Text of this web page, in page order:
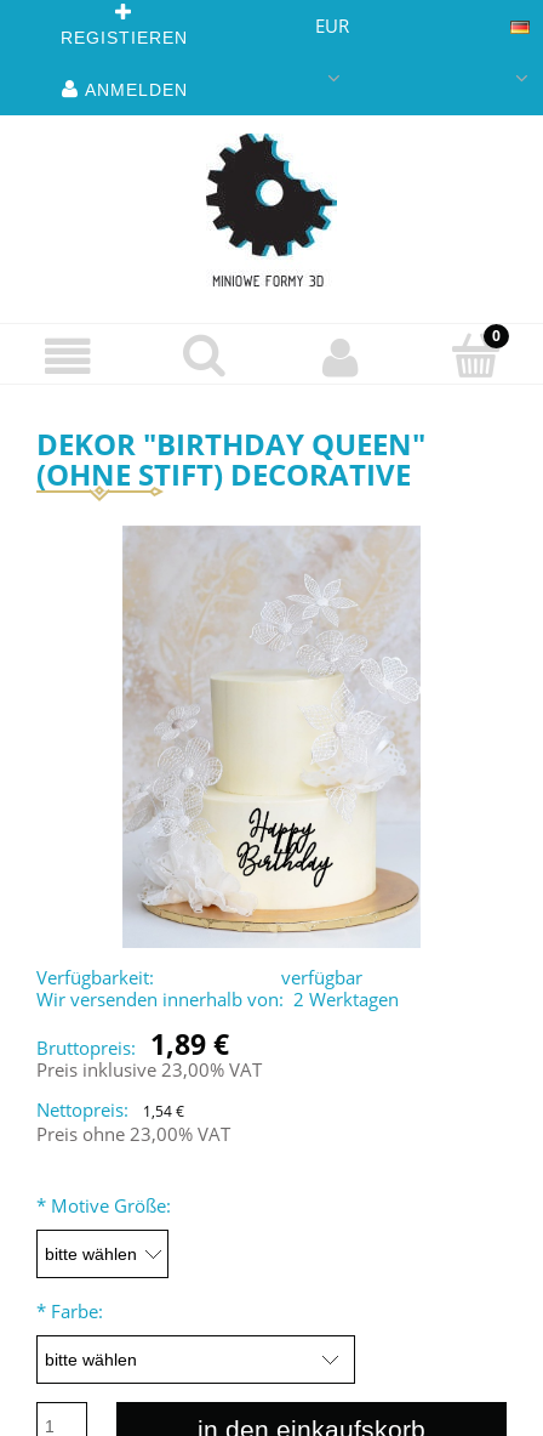
REGISTIEREN
ANMELDEN
EUR
DEKOR "BIRTHDAY QUEEN"
(OHNE STIFT) DECORATIVE
Verfügbarkeit:
verfügbar
Wir versenden innerhalb von: 2 Werktagen
Bruttopreis:
1,89 €
Preis inklusive 23,00% VAT
Nettopreis:
1,54 €
Preis ohne 23,00% VAT
* Motive Größe:
* Farbe:
in den einkaufskorb